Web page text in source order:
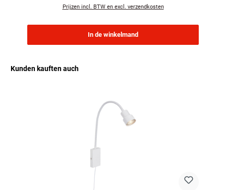
Prijzen incl. BTW en excl. verzendkosten
In de winkelmand
Kunden kauften auch